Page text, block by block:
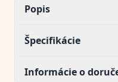
Popis
Špecifikácie
Informácie o